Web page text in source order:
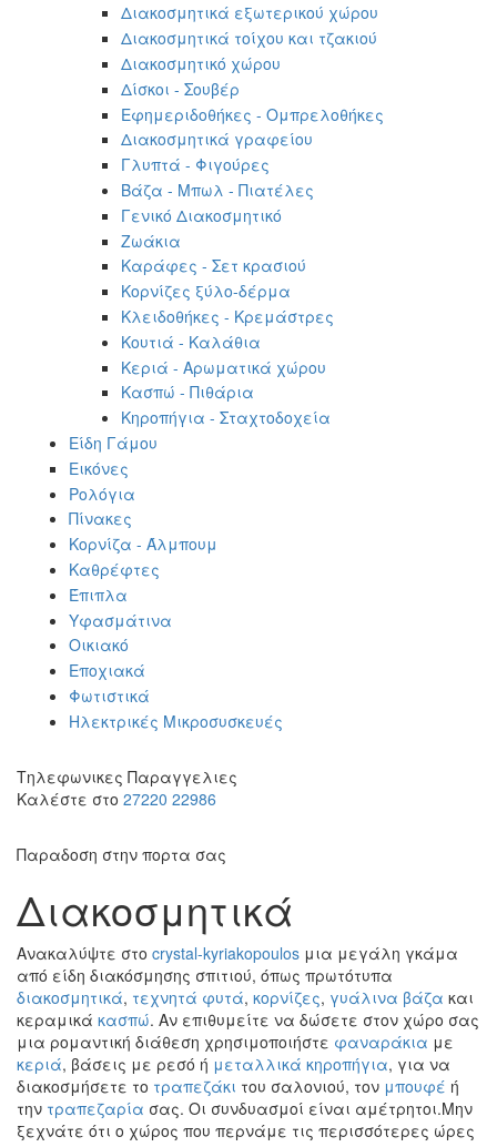
Διακοσμητικά εξωτερικού χώρου
Διακοσμητικά τοίχου και τζακιού
Διακοσμητικό χώρου
Δίσκοι - Σουβέρ
Εφημεριδοθήκες - Ομπρελοθήκες
Διακοσμητικά γραφείου
Γλυπτά - Φιγούρες
Βάζα - Μπωλ - Πιατέλες
Γενικό Διακοσμητικό
Ζωάκια
Καράφες - Σετ κρασιού
Κορνίζες ξύλο-δέρμα
Κλειδοθήκες - Κρεμάστρες
Κουτιά - Καλάθια
Κεριά - Αρωματικά χώρου
Κασπώ - Πιθάρια
Κηροπήγια - Σταχτοδοχεία
Είδη Γάμου
Εικόνες
Ρολόγια
Πίνακες
Κορνίζα - Άλμπουμ
Καθρέφτες
Έπιπλα
Υφασμάτινα
Οικιακό
Εποχιακά
Φωτιστικά
Ηλεκτρικές Μικροσυσκευές
Τηλεφωνικες Παραγγελιες
Καλέστε στο 27220 22986
Παραδοση στην πορτα σας
Διακοσμητικά
Ανακαλύψτε στο crystal-kyriakopoulos μια μεγάλη γκάμα
από είδη διακόσμησης σπιτιού, όπως πρωτότυπα
διακοσμητικά, τεχνητά φυτά, κορνίζες, γυάλινα βάζα και
κεραμικά κασπώ. Αν επιθυμείτε να δώσετε στον χώρο σας
μια ρομαντική διάθεση χρησιμοποιήστε φαναράκια με
κεριά, βάσεις με ρεσό ή μεταλλικά κηροπήγια, για να
διακοσμήσετε το τραπεζάκι του σαλονιού, τον μπουφέ ή
την τραπεζαρία σας. Οι συνδυασμοί είναι αμέτρητοι.Μην
ξεχνάτε ότι ο χώρος που περνάμε τις περισσότερες ώρες